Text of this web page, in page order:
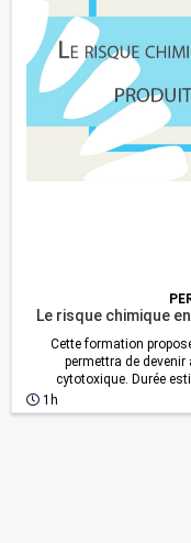
Le risque chimique
Cette formation
permettra de
cytotoxique. Durée
promotion ne s'affiche,
1h